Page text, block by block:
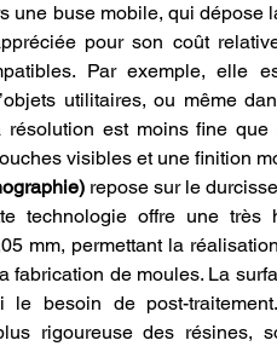
une buse mobile, qui dépose
pour son coût
Par exemple, elle
utilitaires, ou même
résolution est moins fine
visibles et une finition
repose sur le
technologie offre une
mm, permettant la
fabrication de moules. La
le besoin de post-
rigoureuse des